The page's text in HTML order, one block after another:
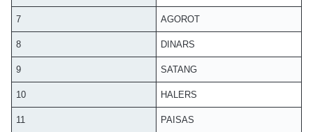
7 AGOROT
8 DINARS
9 SATANG
10 HALERS
11 PAISAS